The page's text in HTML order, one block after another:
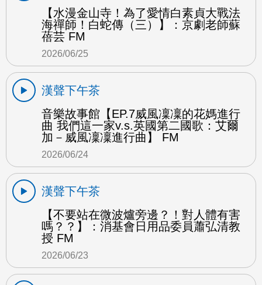
【水漫金山寺！為了愛情白素貞大戰法
海禪師！白蛇傳（三）】：京劇老師蘇
蓓芸 FM
2026/06/25
漢聲下午茶
音樂故事館【EP.7威風凜凜的花媽進行
曲 我們這一家v.s.英國第二國歌：艾爾
加－威風凜凜進行曲】 FM
2026/06/24
漢聲下午茶
【不要站在微波爐旁邊？！對人體有害
嗎？？】：消基會日用品委員蕭弘清教
授 FM
2026/06/23